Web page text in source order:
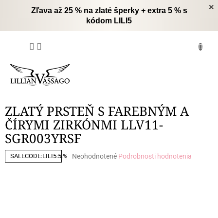
×
Zľava až 25 % na zlaté šperky + extra 5 % s
kódom LILI5
ZLATÝ PRSTEŇ S FAREBNÝM A
ČÍRYMI ZIRKÓNMI LLV11-
SGR003YRSF
SALECODE:LILI5:5:%
Priemerné
Neohodnotené Podrobnosti hodnotenia